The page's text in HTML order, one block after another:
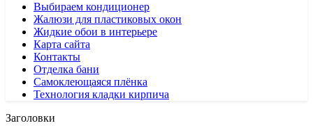
Выбираем кондиционер
Жалюзи для пластиковых окон
Жидкие обои в интерьере
Карта сайта
Контакты
Отделка бани
Самоклеющаяся плёнка
Технология кладки кирпича
Заголовки